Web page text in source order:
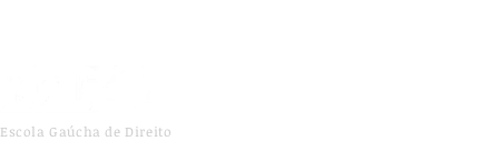
Escola Gaúcha de Direito